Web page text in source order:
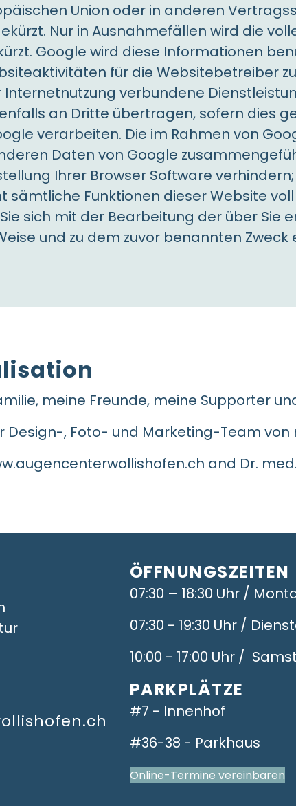
Union oder in anderen
Nur in Ausnahmefällen wird die
Google wird diese Informationen
für die Websitebetreiber
verbundene
an Dritte übertragen, sofern dies
verarbeiten. Die im Rahmen von
Daten von Google
Ihrer Browser Software
sämtliche Funktionen dieser Website
sich mit der Bearbeitung der über Sie
und zu dem zuvor benannten Zweck
meine Freunde, meine Supporter
Design-, Foto- und Marketing-Team von
and Dr.
ÖFFNUNGSZEITEN
07:30 – 18:30 Uhr /
07:30 - 19:30 Uhr /
10:00 - 17:00 Uhr /
PARKPLÄTZE
#7 - Innenhof
#36-38 - Parkhaus
Online-Termine vereinbaren